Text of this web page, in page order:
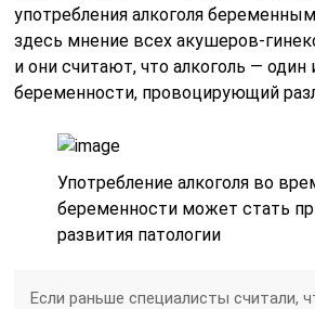
употребления алкоголя
здесь мнение всех акушеров-
и они считают, что алкоголь — один
беременности, провоцирующий
Употребление алкоголя во
беременности может стать
развития патологии
Если раньше специалисты считали,